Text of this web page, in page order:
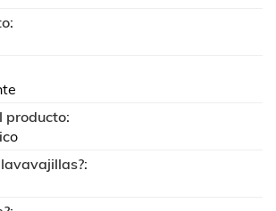
producto: